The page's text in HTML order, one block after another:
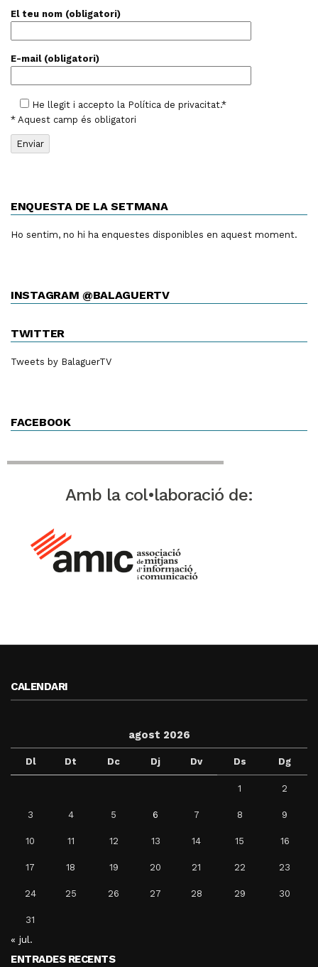
El teu nom (obligatori)
E-mail (obligatori)
He llegit i accepto la Política de privacitat.*
* Aquest camp és obligatori
ENQUESTA DE LA SETMANA
Ho sentim, no hi ha enquestes disponibles en aquest moment.
INSTAGRAM @BALAGUERTV
TWITTER
Tweets by BalaguerTV
FACEBOOK
Amb la col•laboració de:
CALENDARI
agost 2026
Dl Dt Dc Dj Dv Ds Dg
1 2
3 4 5 6 7 8 9
10 11 12 13 14 15 16
17 18 19 20 21 22 23
24 25 26 27 28 29 30
31
« jul.
ENTRADES RECENTS